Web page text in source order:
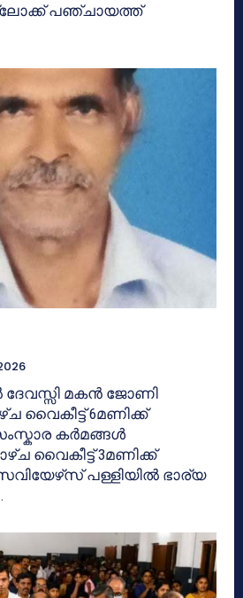
പഞ്ചായത്ത്
മകൻ ജോണി
വൈകീട്ട് 6മണിക്ക്
വൈകീട്ട് 3മണിക്ക്
പള്ളിയിൽ ഭാര്യ